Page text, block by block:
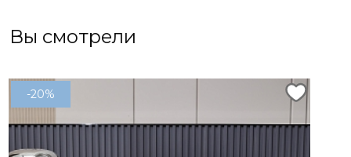
Вы смотрели
-20%